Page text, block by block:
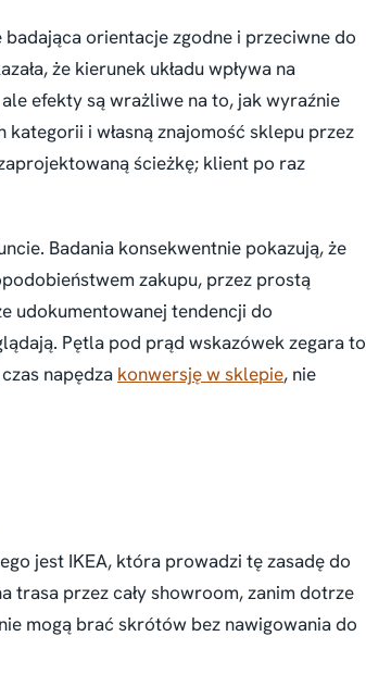
orientacje zgodne i przeciwne do
że kierunek układu wpływa na
efekty są wrażliwe na to, jak wyraźnie
i własną znajomość sklepu przez
ścieżkę; klient po raz
Badania konsekwentnie pokazują, że
zakupu, przez prostą
udokumentowanej tendencji do
Pętla pod prąd wskazówek zegara to
napędza konwersję w sklepie, nie
jest IKEA, która prowadzi tę zasadę do
trasa przez cały showroom, zanim dotrze
mogą brać skrótów bez nawigowania do